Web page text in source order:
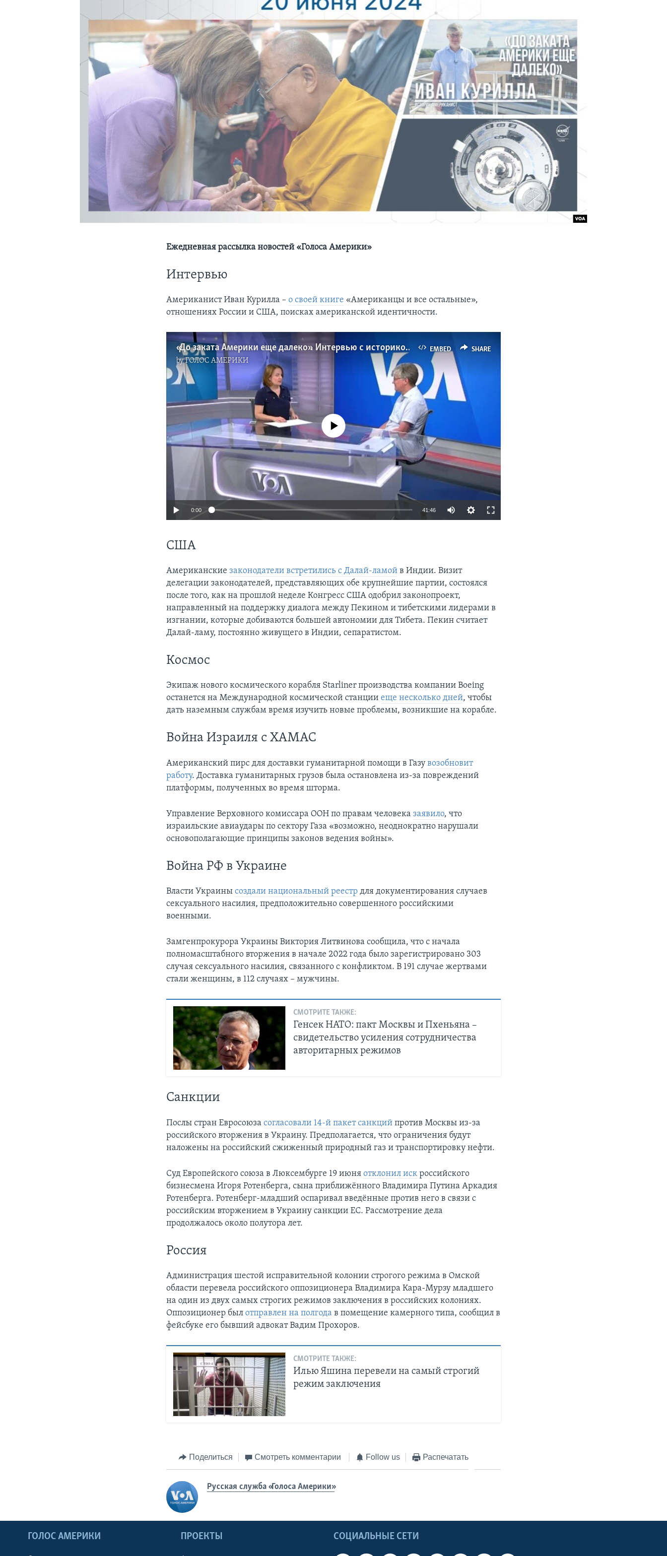
Ежедневная рассылка новостей «Голоса Америки»
Интервью
Американист Иван Курилла –о своей книге «Американцы и все остальные»,
отношениях России и США, поисках американской идентичности.
EMBED SHARE
«До заката Америки еще далеко». Интервью с историком-американистом Иваном Куриллой
byГОЛОС АМЕРИКИ
No media source currently available
0:00 41:46
США
Американскиезаконодатели встретились с Далай-ламой в Индии. Визит
делегации законодателей, представляющих обе крупнейшие партии, состоялся
после того, как на прошлой неделе Конгресс США одобрил законопроект,
направленный на поддержку диалога между Пекином и тибетскими лидерами в
изгнании, которые добиваются большей автономии для Тибета. Пекин считает
Далай-ламу, постоянно живущего в Индии, сепаратистом.
Космос
Экипаж нового космического корабля Starliner производства компании Boeing
останется на Международной космической станцииеще несколько дней, чтобы
дать наземным службам время изучить новые проблемы, возникшие на корабле.
Война Израиля с ХАМАС
Американский пирс для доставки гуманитарной помощи в Газувозобновит
работу. Доставка гуманитарных грузов была остановлена из-за повреждений
платформы, полученных во время шторма.
Управление Верховного комиссара ООН по правам человеказаявило, что
израильские авиаудары по сектору Газа «возможно, неоднократно нарушали
основополагающие принципы законов ведения войны».
Война РФ в Украине
Власти Украинысоздали национальный реестр для документирования случаев
сексуального насилия, предположительно совершенного российскими
военными.
Замгенпрокурора Украины Виктория Литвинова сообщила, что с начала
полномасштабного вторжения в начале 2022 года было зарегистрировано 303
случая сексуального насилия, связанного с конфликтом. В 191 случае жертвами
стали женщины, в 112 случаях – мужчины.
СМОТРИТЕ ТАКЖЕ:
Генсек НАТО: пакт Москвы и Пхеньяна –
свидетельство усиления сотрудничества
авторитарных режимов
Санкции
Послы стран Евросоюзасогласовали 14-й пакет санкций против Москвы из-за
российского вторжения в Украину. Предполагается, что ограничения будут
наложены на российский сжиженный природный газ и транспортировку нефти.
Суд Европейского союза в Люксембурге 19 июняотклонил иск российского
бизнесмена Игоря Ротенберга, сына приближённого Владимира Путина Аркадия
Ротенберга. Ротенберг-младший оспаривал введённые против него в связи с
российским вторжением в Украину санкции ЕС. Рассмотрение дела
продолжалось около полутора лет.
Россия
Администрация шестой исправительной колонии строгого режима в Омской
области перевела российского оппозиционера Владимира Кара-Мурзу младшего
на один из двух самых строгих режимов заключения в российских колониях.
Оппозиционер былотправлен на полгода в помещение камерного типа, сообщил в
фейсбуке его бывший адвокат Вадим Прохоров.
СМОТРИТЕ ТАКЖЕ:
Илью Яшина перевели на самый строгий
режим заключения
Поделиться Смотреть комментарии Follow us Распечатать
Русская служба «Голоса Америки»
СОЦИАЛЬНЫЕ СЕТИ
ГОЛОС АМЕРИКИ ПРОЕКТЫ